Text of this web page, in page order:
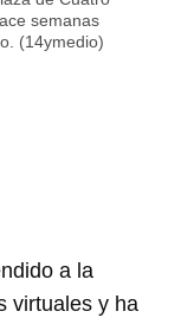
semanas
(14ymedio)
a la
virtuales y ha